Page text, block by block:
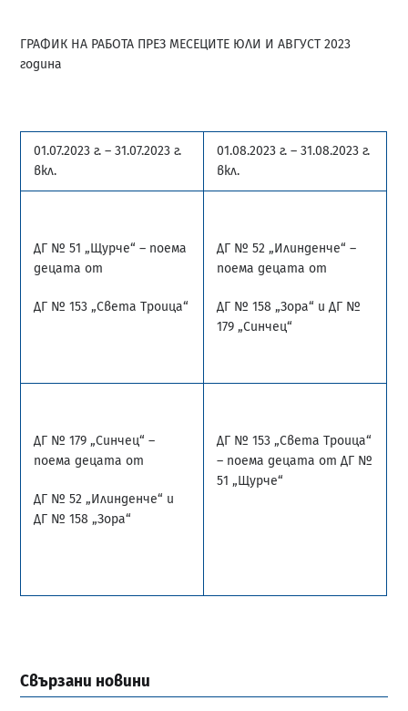
ГРАФИК НА РАБОТА ПРЕЗ МЕСЕЦИТЕ ЮЛИ И АВГУСТ 2023
година
01.07.2023 г. – 31.07.2023 г.
вкл.
01.08.2023 г. – 31.08.2023 г.
вкл.
ДГ № 51 „Щурче“ – поема
децата от
ДГ № 153 „Света Троица“
ДГ № 52 „Илинденче“ –
поема децата от
ДГ № 158 „Зора“ и ДГ №
179 „Синчец“
ДГ № 179 „Синчец“ –
поема децата от
ДГ № 52 „Илинденче“ и
ДГ № 158 „Зора“
ДГ № 153 „Света Троица“
– поема децата от ДГ №
51 „Щурче“
Свързани новини